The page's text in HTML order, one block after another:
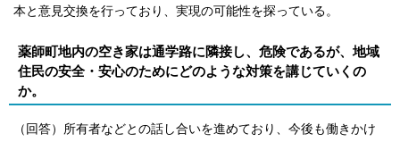
本と意見交換を行っており、実現の可能性を探っている。
薬師町地内の空き家は通学路に隣接し、危険であるが、地域
住民の安全・安心のためにどのような対策を講じていくの
か。
（回答）所有者などとの話し合いを進めており、今後も働きかけ